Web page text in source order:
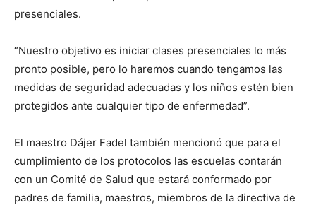
presenciales.
“Nuestro objetivo es iniciar clases presenciales lo más
pronto posible, pero lo haremos cuando tengamos las
medidas de seguridad adecuadas y los niños estén bien
protegidos ante cualquier tipo de enfermedad”.
El maestro Dájer Fadel también mencionó que para el
cumplimiento de los protocolos las escuelas contarán
con un Comité de Salud que estará conformado por
padres de familia, maestros, miembros de la directiva de